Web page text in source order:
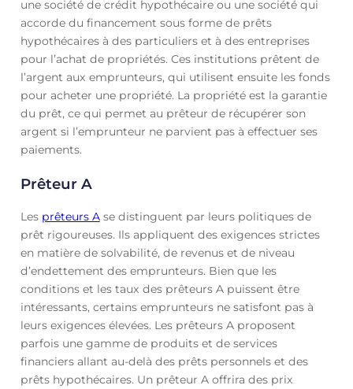
une société de crédit hypothécaire ou une société qui
accorde du financement sous forme de prêts
hypothécaires à des particuliers et à des entreprises
pour l’achat de propriétés. Ces institutions prêtent de
l’argent aux emprunteurs, qui utilisent ensuite les fonds
pour acheter une propriété. La propriété est la garantie
du prêt, ce qui permet au prêteur de récupérer son
argent si l’emprunteur ne parvient pas à effectuer ses
paiements.
Prêteur A
Les prêteurs Ase distinguent par leurs politiques de
prêt rigoureuses. Ils appliquent des exigences strictes
en matière de solvabilité, de revenus et de niveau
d’endettement des emprunteurs. Bien que les
conditions et les taux des prêteurs A puissent être
intéressants, certains emprunteurs ne satisfont pas à
leurs exigences élevées. Les prêteurs A proposent
parfois une gamme de produits et de services
financiers allant au-delà des prêts personnels et des
prêts hypothécaires. Un prêteur A offrira des prix